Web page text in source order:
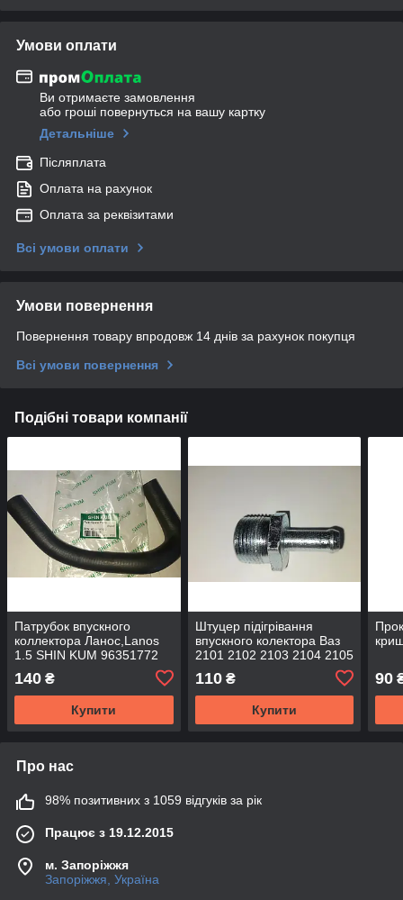
Умови оплати
Ви отримаєте замовлення
або гроші повернуться на вашу картку
Детальніше
Післяплата
Оплата на рахунок
Оплата за реквізитами
Всі умови оплати
Умови повернення
Повернення товару впродовж 14 днів за рахунок покупця
Всі умови повернення
Подібні товари компанії
Патрубок впускного
коллектора Ланос,Lanos
1.5 SHIN KUM 96351772
140 ₴
Купити
Штуцер підігрівання
впускного колектора Ваз
2101 2102 2103 2104 2105
110₴
Купити
90
Про нас
98% позитивних з 1059 відгуків за рік
Працює з 19.12.2015
м. Запоріжжя
Запоріжжя, Україна